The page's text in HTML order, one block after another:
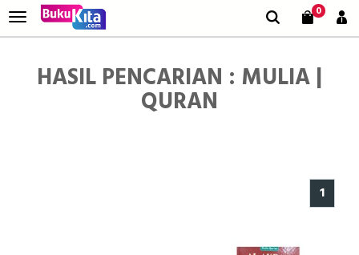
0
HASIL PENCARIAN : MULIA |
QURAN
1